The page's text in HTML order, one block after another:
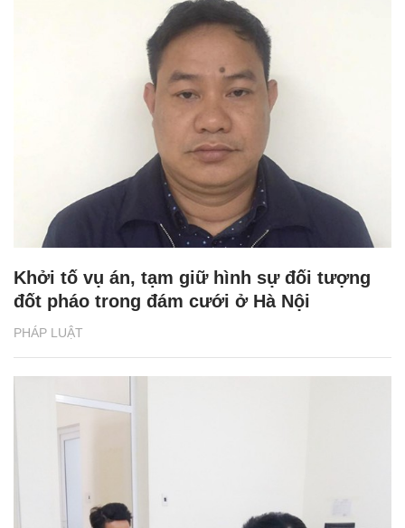
PHÁP LUẬT
Khởi tố vụ án, tạm giữ hình sự đối tượng
đốt pháo trong đám cưới ở Hà Nội